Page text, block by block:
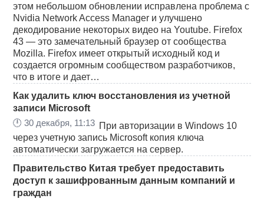
этом небольшом обновлении исправлена проблема с
Nvidia Network Access Manager и улучшено
декодирование некоторых видео на Youtube. Firefox
43 — это замечательный браузер от сообщества
Mozilla. Firefox имеет открытый исходный код и
создается огромным сообществом разработчиков,
что в итоге и дает…
Как удалить ключ восстановления из учетной
записи Microsoft
🕛30 декабря, 11:13 При авторизации в Windows 10
через учетную запись Microsoft копия ключа
автоматически загружается на сервер.
Правительство Китая требует предоставить
доступ к зашифрованным данным компаний и
граждан